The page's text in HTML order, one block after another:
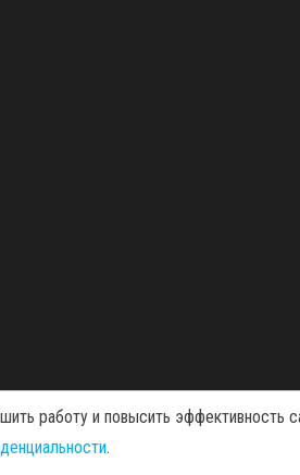
Сайт работает
работу и повысить
.